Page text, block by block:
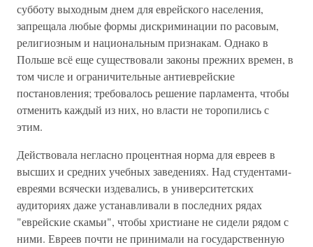
субботу выходным днем для еврейского населения,
запрещала любые формы дискриминации по расовым,
религиозным и национальным признакам. Однако в
Польше всё еще существовали законы прежних времен, в
том числе и ограничительные антиеврейские
постановления; требовалось решение парламента, чтобы
отменить каждый из них, но власти не торопились с
этим.
Действовала негласно процентная норма для евреев в
высших и средних учебных заведениях. Над студентами-
евреями всячески издевались, в университетских
аудиториях даже устанавливали в последних рядах
"еврейские скамьи", чтобы христиане не сидели рядом с
ними. Евреев почти не принимали на государственную